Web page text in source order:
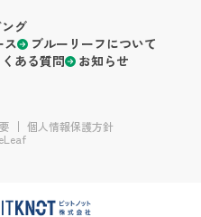
グ
ス
ブルーリーフについて
ある質問 お知らせ
個人情報保護方針